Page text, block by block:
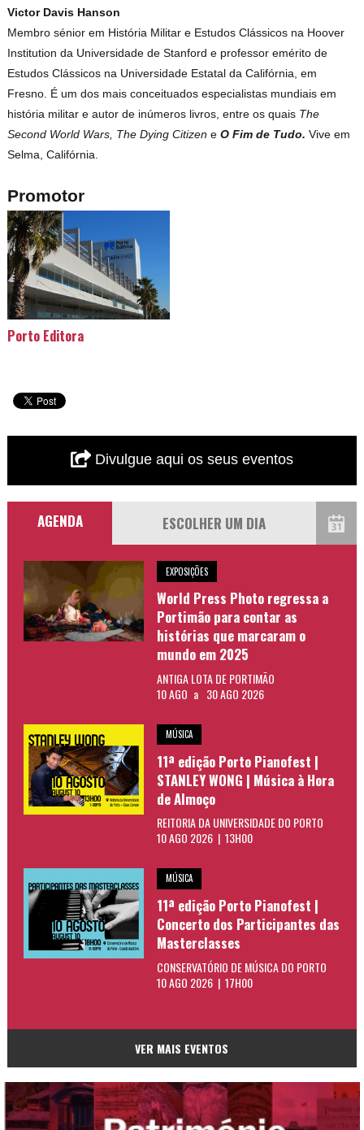
Victor Davis Hanson
Membro sénior em História Militar e Estudos Clássicos na Hoover
Institution da Universidade de Stanford e professor emérito de
Estudos Clássicos na Universidade Estatal da Califórnia, em
Fresno. É um dos mais conceituados especialistas mundiais em
história militar e autor de inúmeros livros, entre os quais The
Second World Wars, The Dying CitizeneO Fim de Tudo.Vive em
Selma, Califórnia.
Promotor
Porto Editora
Divulgue aqui os seus eventos
AGENDA
EXPOSIÇÕES
World Press Photo regressa a
Portimão para contar as
histórias que marcaram o
mundo em 2025
ANTIGA LOTA DE PORTIMÃO
10 AGO a 30 AGO 2026
MÚSICA
11ª edição Porto Pianofest |
STANLEY WONG | Música à Hora
de Almoço
REITORIA DA UNIVERSIDADE DO PORTO
10 AGO 2026 | 13H00
MÚSICA
11ª edição Porto Pianofest |
Concerto dos Participantes das
Masterclasses
CONSERVATÓRIO DE MÚSICA DO PORTO
10 AGO 2026 | 17H00
VER MAIS EVENTOS